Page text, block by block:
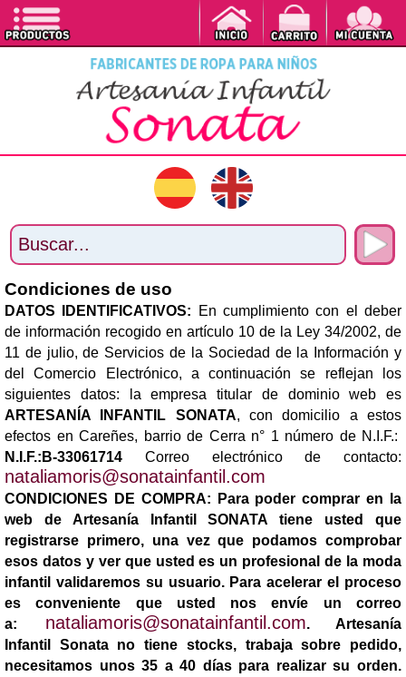
Condiciones de uso
DATOS IDENTIFICATIVOS: En cumplimiento con el deber
de información recogido en artículo 10 de la Ley 34/2002, de
11 de julio, de Servicios de la Sociedad de la Información y
del Comercio Electrónico, a continuación se reflejan los
siguientes datos: la empresa titular de dominio web es
ARTESANÍA INFANTIL SONATA, con domicilio a estos
efectos en Careñes, barrio de Cerra n° 1 número de N.I.F.:
N.I.F.:B-33061714 Correo electrónico de contacto:
nataliamoris@sonatainfantil.com
CONDICIONES DE COMPRA:
Para poder comprar en la
web de Artesanía Infantil SONATA tiene usted que
registrarse primero, una vez que podamos comprobar
esos datos y ver que usted es un profesional de la moda
infantil validaremos su usuario. Para acelerar el proceso
es conveniente que usted nos envíe un correo
a:
nataliamoris@sonatainfantil.com. Artesanía
Infantil Sonata no tiene stocks, trabaja sobre pedido,
necesitamos unos 35 a 40 días para realizar su orden.